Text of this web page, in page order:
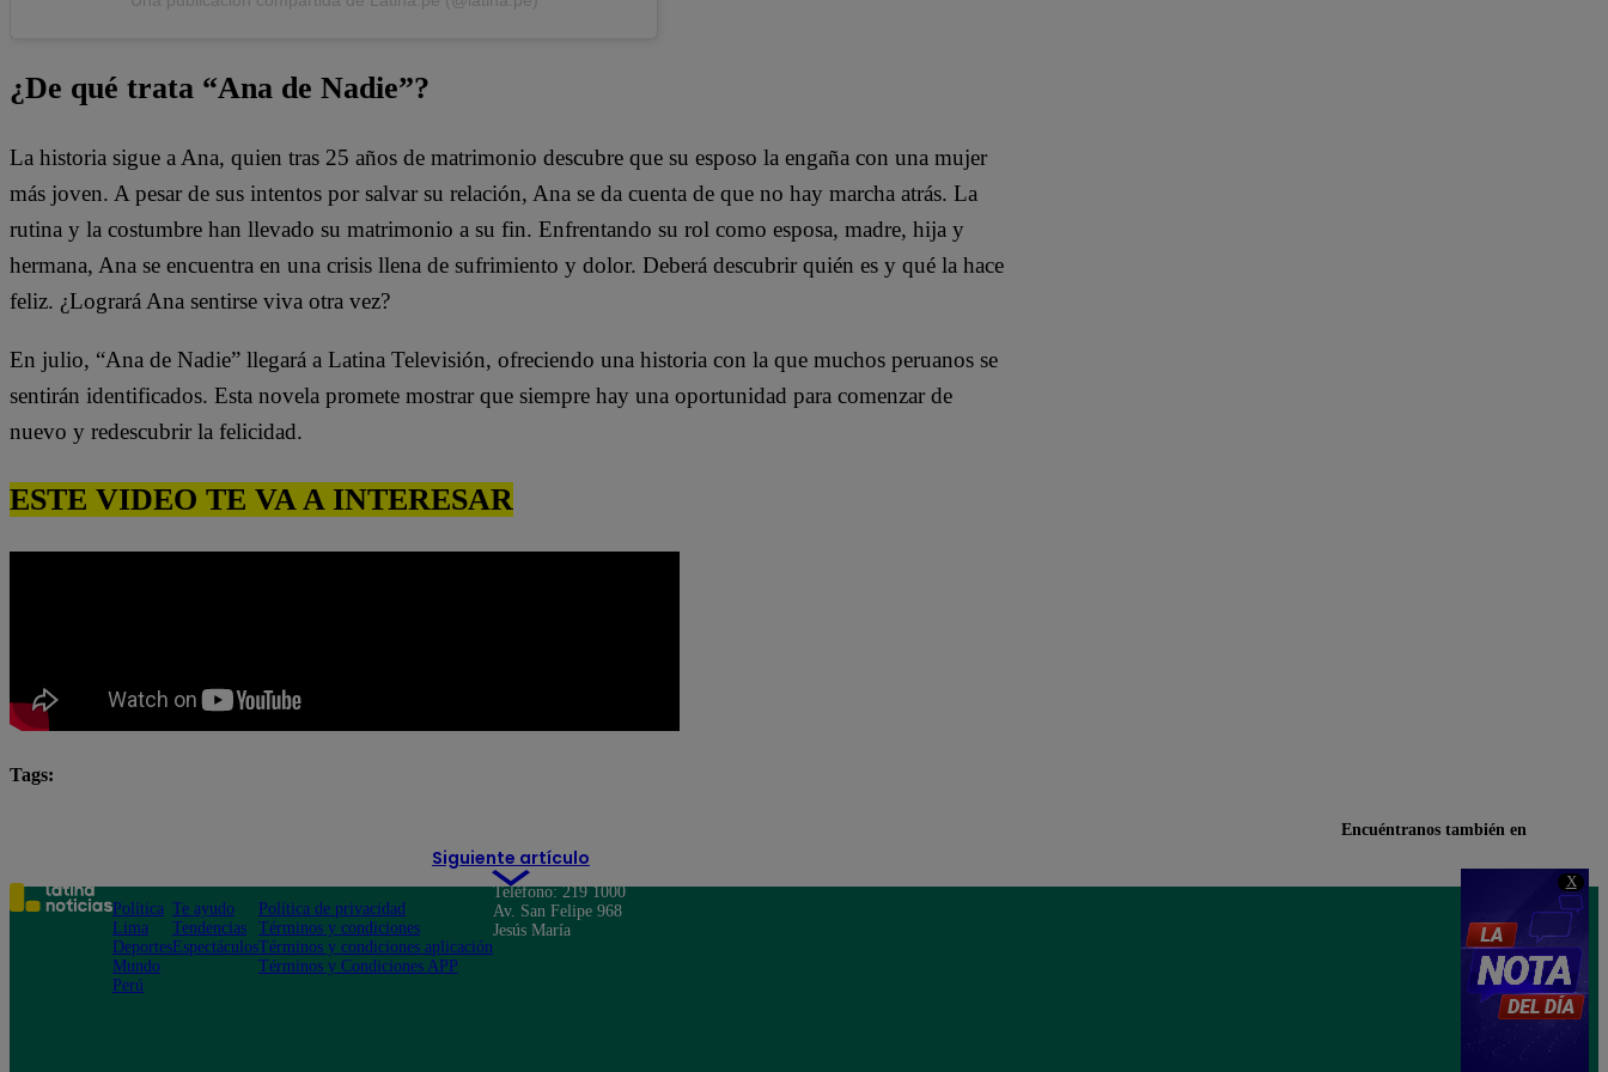
X
¿De qué trata “Ana de Nadie”?
La historia sigue a Ana, quien tras 25 años de matrimonio descubre que su esposo la engaña con una mujer
más joven. A pesar de sus intentos por salvar su relación, Ana se da cuenta de que no hay marcha atrás. La
rutina y la costumbre han llevado su matrimonio a su fin. Enfrentando su rol como esposa, madre, hija y
hermana, Ana se encuentra en una crisis llena de sufrimiento y dolor. Deberá descubrir quién es y qué la hace
feliz. ¿Logrará Ana sentirse viva otra vez?
En julio, “Ana de Nadie” llegará a Latina Televisión, ofreciendo una historia con la que muchos peruanos se
sentirán identificados. Esta novela promete mostrar que siempre hay una oportunidad para comenzar de
nuevo y redescubrir la felicidad.
ESTE VIDEO TE VA A INTERESAR
Tags:
Siguiente artículo
Encuéntranos también en
Política
Lima
Deportes
Mundo
Perú
Te ayudo
Tendencias
Espectáculos
Política de privacidad
Términos y condiciones
Términos y condiciones aplicación
Términos y Condiciones APP
Teléfono: 219 1000
Av. San Felipe 968
Jesús María